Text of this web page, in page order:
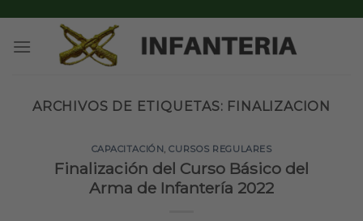
content
ARCHIVOS DE ETIQUETAS: FINALIZACION
CAPACITACIÓN,CURSOS REGULARES
Finalización del Curso Básico del
Arma de Infantería 2022